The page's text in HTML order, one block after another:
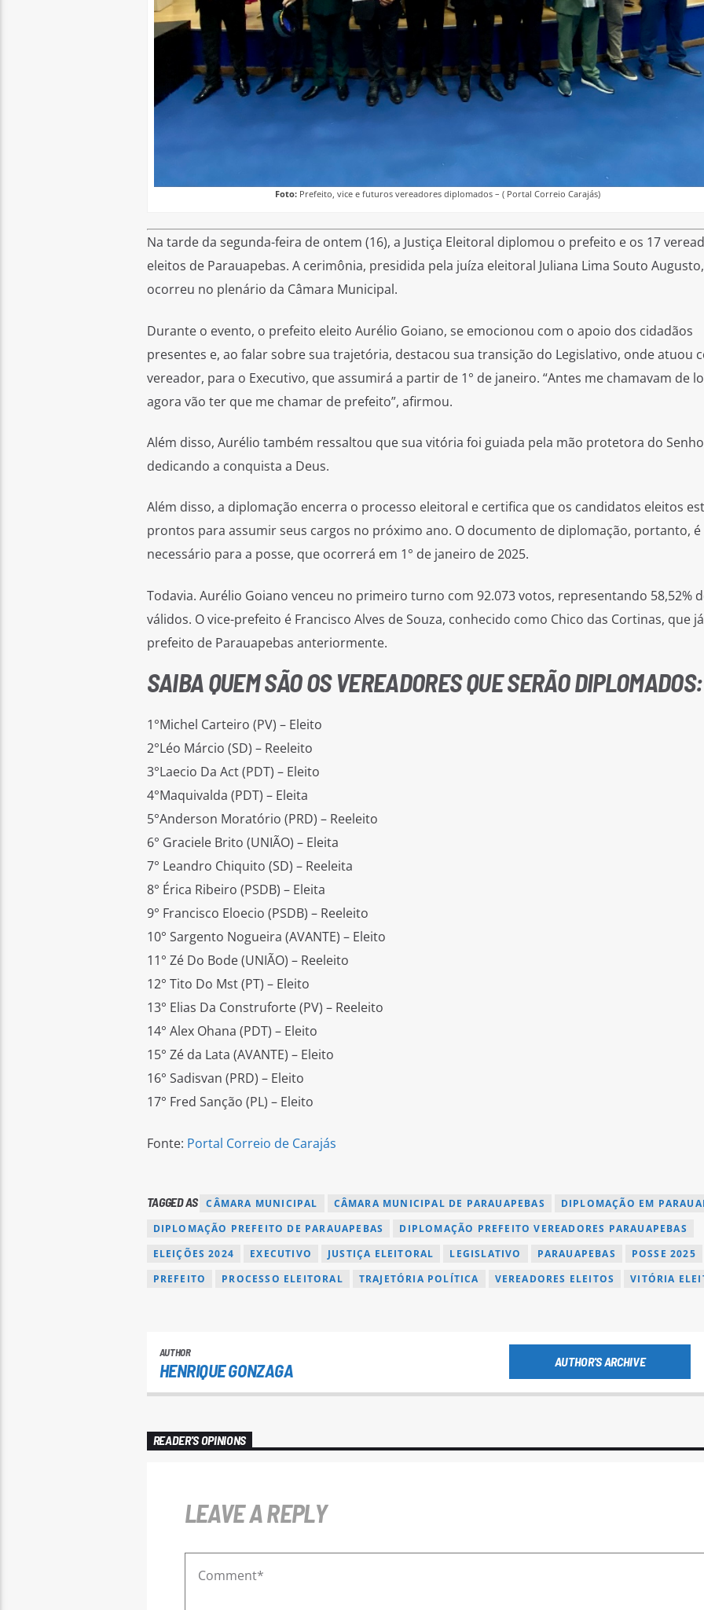
Foto: Prefeito, vice e futuros vereadores diplomados – ( Portal Correio Carajás)
Na tarde da segunda-feira de ontem (16), a Justiça Eleitoral diplomou o prefeito e os 17
eleitos de Parauapebas. A cerimônia, presidida pela juíza eleitoral Juliana Lima Souto Augusto,
ocorreu no plenário da Câmara Municipal.
Durante o evento, o prefeito eleito Aurélio Goiano, se emocionou com o apoio dos cidadãos
presentes e, ao falar sobre sua trajetória, destacou sua transição do Legislativo, onde atuou
vereador, para o Executivo, que assumirá a partir de 1° de janeiro. “Antes me chamavam de
agora vão ter que me chamar de prefeito”, afirmou.
Além disso, Aurélio também ressaltou que sua vitória foi guiada pela mão protetora do
dedicando a conquista a Deus.
Além disso, a diplomação encerra o processo eleitoral e certifica que os candidatos eleitos
prontos para assumir seus cargos no próximo ano. O documento de diplomação, portanto, é
necessário para a posse, que ocorrerá em 1° de janeiro de 2025.
Todavia. Aurélio Goiano venceu no primeiro turno com 92.073 votos, representando 58,52%
válidos. O vice-prefeito é Francisco Alves de Souza, conhecido como Chico das Cortinas, que
prefeito de Parauapebas anteriormente.
SAIBA QUEM SÃO OS VEREADORES QUE SERÃO DIPLOMADOS:
1°Michel Carteiro (PV) – Eleito
2°Léo Márcio (SD) – Reeleito
3°Laecio Da Act (PDT) – Eleito
4°Maquivalda (PDT) – Eleita
5°Anderson Moratório (PRD) – Reeleito
6° Graciele Brito (UNIÃO) – Eleita
7° Leandro Chiquito (SD) – Reeleita
8° Érica Ribeiro (PSDB) – Eleita
9° Francisco Eloecio (PSDB) – Reeleito
10° Sargento Nogueira (AVANTE) – Eleito
11° Zé Do Bode (UNIÃO) – Reeleito
12° Tito Do Mst (PT) – Eleito
13° Elias Da Construforte (PV) – Reeleito
14° Alex Ohana (PDT) – Eleito
15° Zé da Lata (AVANTE) – Eleito
16° Sadisvan (PRD) – Eleito
17° Fred Sanção (PL) – Eleito
Fonte: Portal Correio de Carajás
TAGGED AS CÂMARA MUNICIPAL CÂMARA MUNICIPAL DE PARAUAPEBAS
DIPLOMAÇÃO EM
DIPLOMAÇÃO PREFEITO DE PARAUAPEBAS
DIPLOMAÇÃO PREFEITO VEREADORES PARAUAPEBAS
ELEIÇÕES 2024
EXECUTIVO JUSTIÇA ELEITORAL LEGISLATIVO PARAUAPEBAS
POSSE 2025
PREFEITO
PROCESSO ELEITORAL TRAJETÓRIA POLÍTICA VEREADORES ELEITOS VITÓRIA
AUTHOR
HENRIQUE GONZAGA AUTHOR'S ARCHIVE
READER'S OPINIONS
LEAVE A REPLY